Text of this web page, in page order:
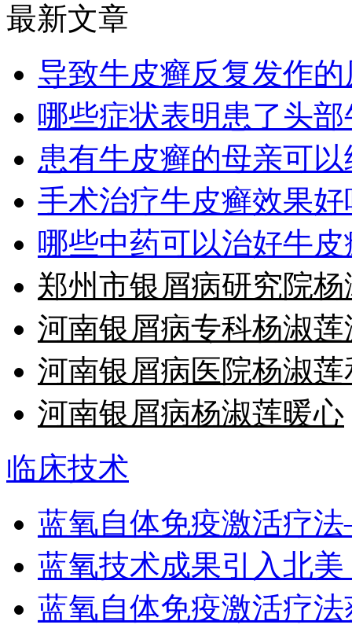
最新文章
导致牛皮癣反复发作的
哪些症状表明患了头
患有牛皮癣的母亲可
手术治疗牛皮癣效果好
哪些中药可以治好牛皮
郑州市银屑病研究院
河南银屑病专科杨淑莲
河南银屑病医院杨淑莲
河南银屑病杨淑莲暖心
临床技术
蓝氧自体免疫激活疗
蓝氧技术成果引入北
蓝氧自体免疫激活疗